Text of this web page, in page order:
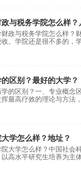
与税务学院怎么样？
政与税务学院怎么样？
。学院还是很不多的，
区别？最好的大学？
学的区别？一、专业概
最高疗效的理论与方法
学怎么样？地址？
大学怎么样？中国社会
以高水平研究生培养为主